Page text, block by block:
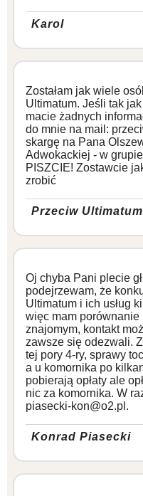
Karol
Zostałam jak wiele
Ultimatum. Jeśli tak
macie żadnych
do mnie na mail:
skargę na Pana
Adwokackiej - w
PISZCIE! Zostawcie
zrobić
Przeciw Ultimatum
Oj chyba Pani plecie
podejrzewam, że
Ultimatum i ich usług
więc mam porównanie
znajomym, kontakt
zawsze się odezwali.
tej pory 4-ry, sprawy
a u komornika po
pobierają opłaty ale
nic za komornika. W
piasecki-kon@o2.pl.
Konrad Piasecki